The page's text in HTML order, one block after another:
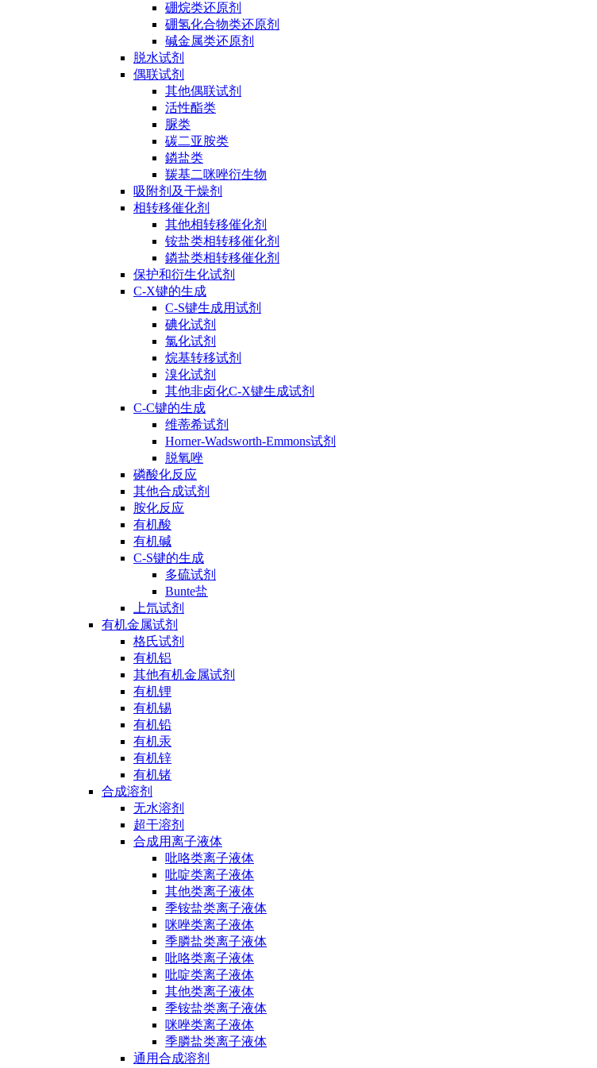
硼烷类还原剂
硼氢化合物类还原剂
碱金属类还原剂
脱水试剂
偶联试剂
其他偶联试剂
活性酯类
脲类
碳二亚胺类
鏻盐类
羰基二咪唑衍生物
吸附剂及干燥剂
相转移催化剂
其他相转移催化剂
铵盐类相转移催化剂
鏻盐类相转移催化剂
保护和衍生化试剂
C-X键的生成
C-S键生成用试剂
碘化试剂
氯化试剂
烷基转移试剂
溴化试剂
其他非卤化C-X键生成试剂
C-C键的生成
维蒂希试剂
Horner-Wadsworth-Emmons试剂
脱氧唑
磷酸化反应
其他合成试剂
胺化反应
有机酸
有机碱
C-S键的生成
多硫试剂
Bunte盐
上氘试剂
有机金属试剂
格氏试剂
有机铝
其他有机金属试剂
有机锂
有机锡
有机铅
有机汞
有机锌
有机锗
合成溶剂
无水溶剂
超干溶剂
合成用离子液体
吡咯类离子液体
吡啶类离子液体
其他类离子液体
季铵盐类离子液体
咪唑类离子液体
季膦盐类离子液体
吡咯类离子液体
吡啶类离子液体
其他类离子液体
季铵盐类离子液体
咪唑类离子液体
季膦盐类离子液体
通用合成溶剂